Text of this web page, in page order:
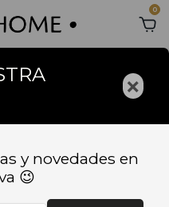
0
×
y novedades en
😉